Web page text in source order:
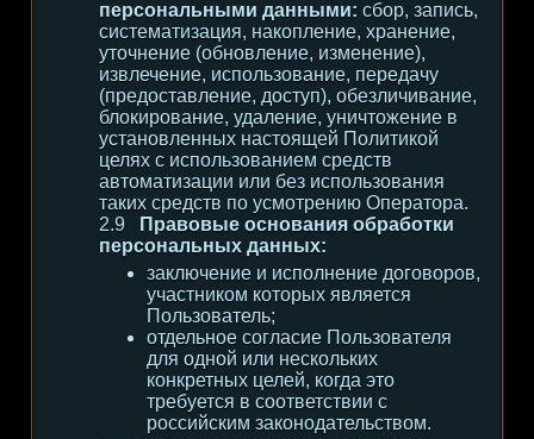
персональными данными: сбор, запись,
систематизация, накопление, хранение,
уточнение (обновление, изменение),
извлечение, использование, передачу
(предоставление, доступ), обезличивание,
блокирование, удаление, уничтожение в
установленных настоящей Политикой
целях с использованием средств
автоматизации или без использования
таких средств по усмотрению Оператора.
Правовые основания обработки
персональных данных:
заключение и исполнение договоров,
участником которых является
Пользователь;
отдельное согласие Пользователя
для одной или нескольких
конкретных целей, когда это
требуется в соответствии с
российским законодательством.